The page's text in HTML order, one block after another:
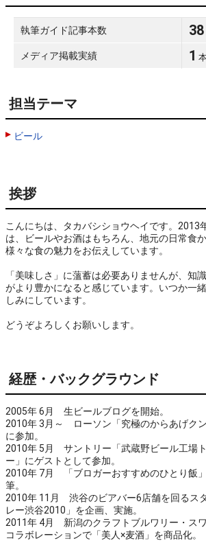
執筆ガイド記事本数 38
メディア掲載実績 1
担当テーマ
ビール
挨拶
こんにちは、タカバシショウヘイです。2013
は、ビールやお酒はもちろん、地元の日常食
様々な食の魅力をお伝えしています。
「美味しさ」に薀蓄は必要ありませんが、知
がより豊かになると感じています。いつか一
しみにしています。
どうぞよろしくお願いします。
経歴・バックグラウンド
2005年 6月 生ビールブログを開始。
2010年 3月～ ローソン「究極のからあげクン
に参加。
2010年 5月 サントリー「武蔵野ビール工場
ー」にゲストとして参加。
2010年 7月 「ブロガーおすすめのひとり飯
筆。
2010年 11月 渋谷のビアバー6店舗を回るス
レー渋谷2010」を企画、実施。
2011年 4月 新潟のクラフトブルワリー・ス
コラボレーションで「美人×麦酒」を商品化。